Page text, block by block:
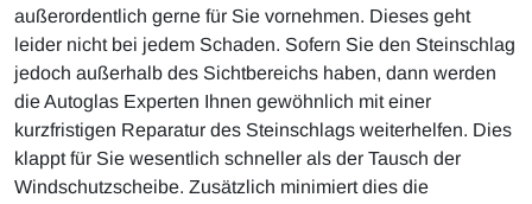
außerordentlich gerne für Sie vornehmen. Dieses geht
leider nicht bei jedem Schaden. Sofern Sie den Steinschlag
jedoch außerhalb des Sichtbereichs haben, dann werden
die Autoglas Experten Ihnen gewöhnlich mit einer
kurzfristigen Reparatur des Steinschlags weiterhelfen. Dies
klappt für Sie wesentlich schneller als der Tausch der
Windschutzscheibe. Zusätzlich minimiert dies die